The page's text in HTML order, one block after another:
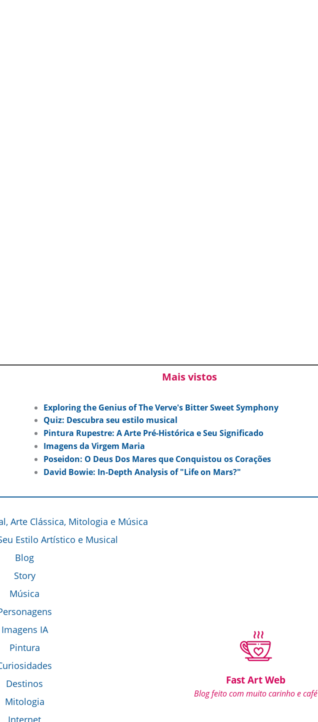
Mais vistos
Exploring the Genius of The Verve's Bitter Sweet Symphony
Quiz: Descubra seu estilo musical
Pintura Rupestre: A Arte Pré-Histórica e Seu Significado
Imagens da Virgem Maria
Poseidon: O Deus Dos Mares que Conquistou os Corações
David Bowie: In-Depth Analysis of "Life on Mars?"
Arte Clássica, Mitologia e Música
Estilo Artístico e Musical
Blog
Story
Música
Imagens IA
Pintura
Destinos
Mitologia
Internet
Fast Art Web
Blog feito com muito carinho e café